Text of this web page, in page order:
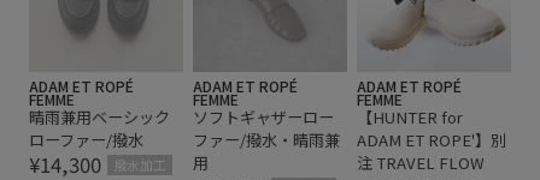
ADAM ET ROPÉ
FEMME
晴雨兼用ベーシック
ローファー/撥水
¥14,300 撥水加工
ADAM ET ROPÉ
FEMME
ソフトギャザーロー
ファー/撥水・晴雨兼
用
ADAM ET ROPÉ
FEMME
【HUNTER for
ADAM ET ROPE'】別
注 TRAVEL FLOW